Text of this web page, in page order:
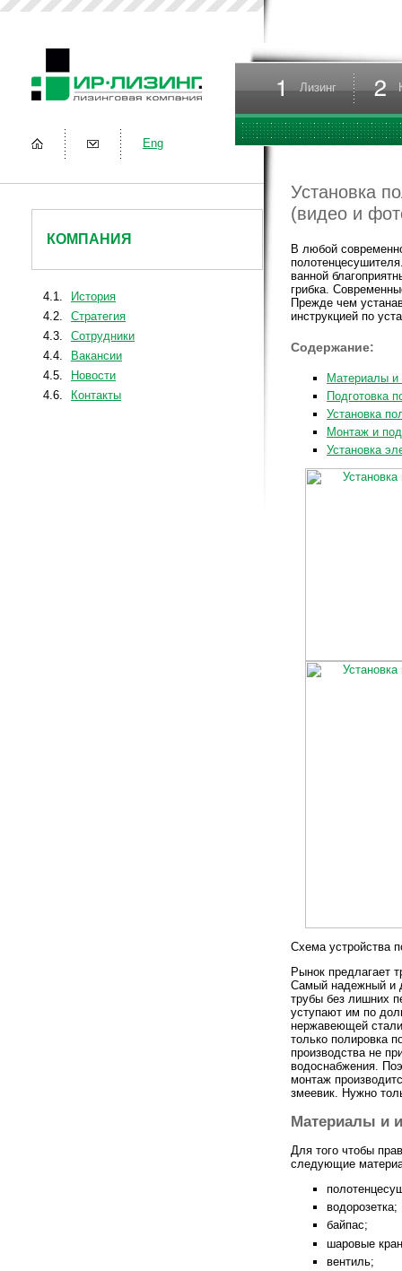
Eng
КОМПАНИЯ
4.1.
История
4.2.
Стратегия
4.3.
Сотрудники
4.4.
Вакансии
4.5.
Новости
4.6.
Контакты
Лизинг
Установка
(видео и
В любой
ванной
грибка.
Прежде чем
инструкцией по
Содержание:
Материалы и
Подготовка
Установка
Монтаж и
Установка
Схема устройства
Рынок предлагает
Самый надежный и
трубы без лишних
уступают им по
нержавеющей стали
только полировка
производства не
водоснабжения.
монтаж
змеевик. Нужно
Материалы и
Для того чтобы
следующие
водорозетка;
байпас;
шаровые
вентиль;